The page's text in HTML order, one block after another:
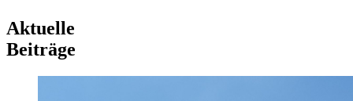
Aktuelle
Beiträge